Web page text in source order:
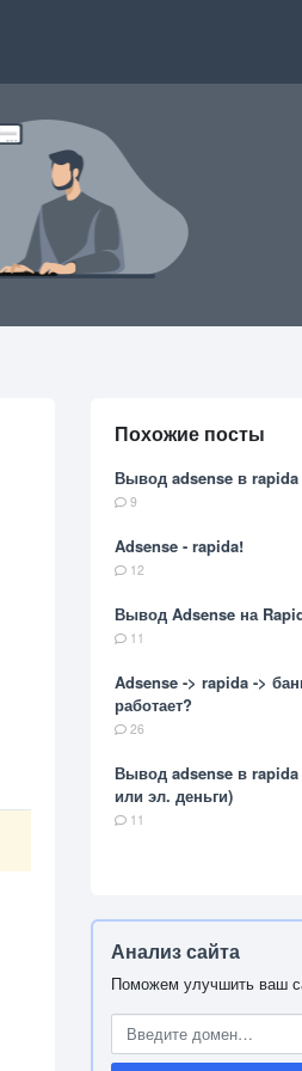
Похожие посты
Вывод adsense в rapida
9
Adsense - rapida!
12
Вывод Adsense на
11
Adsense -> rapida ->
работает?
26
Вывод adsense в rapida
или эл. деньги)
11
Анализ сайта
Поможем улучшить ваш